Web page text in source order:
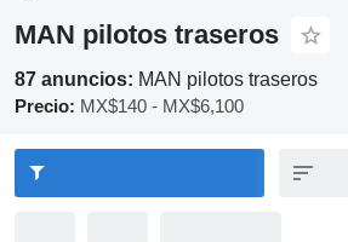
MAN pilotos traseros
87 anuncios: MAN pilotos traseros
Precio: MX$140 - MX$6,100